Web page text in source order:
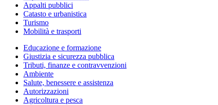
Appalti pubblici
Catasto e urbanistica
Turismo
Mobilità e trasporti
Educazione e formazione
Giustizia e sicurezza pubblica
Tributi, finanze e contravvenzioni
Ambiente
Salute, benessere e assistenza
Autorizzazioni
Agricoltura e pesca